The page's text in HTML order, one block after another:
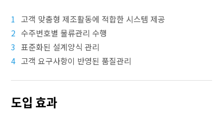
1 고객 맞춤형 제조활동에 적합한 시스템 제공
2 수주번호별 물류관리 수행
3 표준화된 설계양식 관리​
4 고객 요구사항이 반영된 품질관리
도입 효과